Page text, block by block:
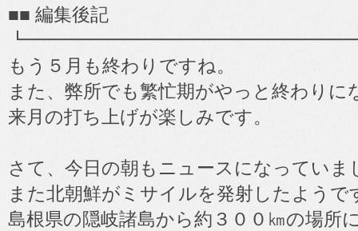
■■ 編集後記
もう５月も終わりですね。
また、弊所でも繁忙期がやっと終わりに
来月の打ち上げが楽しみです。
さて、今日の朝もニュースになっていま
また北朝鮮がミサイルを発射したようで
島根県の隠岐諸島から約３００㎞の場所